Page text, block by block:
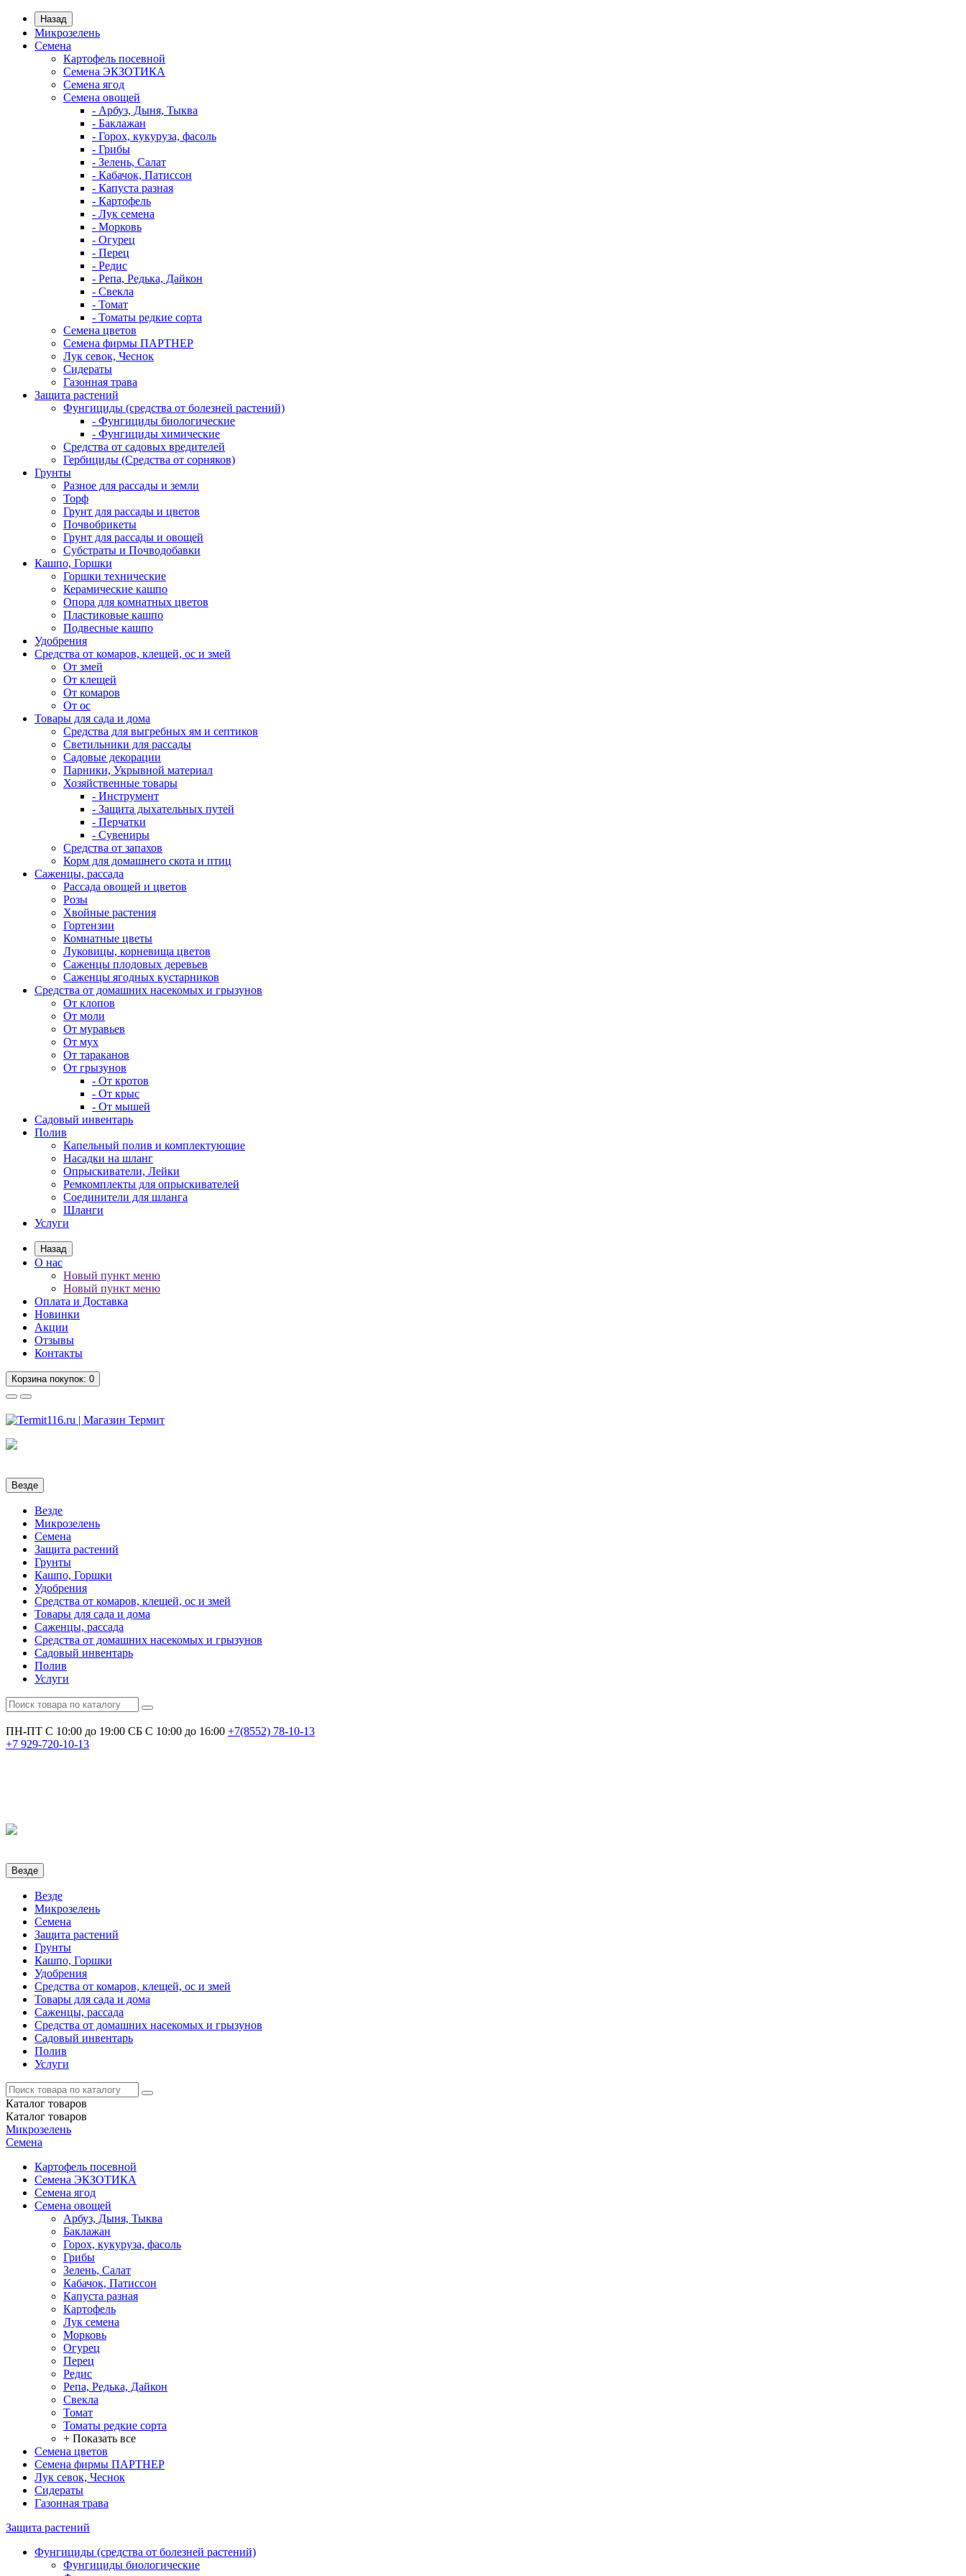
Назад
Микрозелень
Семена
Картофель посевной
Семена ЭКЗОТИКА
Семена ягод
Семена овощей
- Арбуз, Дыня, Тыква
- Баклажан
- Горох, кукуруза, фасоль
- Грибы
- Зелень, Салат
- Кабачок, Патиссон
- Капуста разная
- Картофель
- Лук семена
- Морковь
- Огурец
- Перец
- Редис
- Репа, Редька, Дайкон
- Свекла
- Томат
- Томаты редкие сорта
Семена цветов
Семена фирмы ПАРТНЕР
Лук севок, Чеснок
Сидераты
Газонная трава
Защита растений
Фунгициды (средства от болезней растений)
- Фунгициды биологические
- Фунгициды химические
Средства от садовых вредителей
Гербициды (Средства от сорняков)
Грунты
Разное для рассады и земли
Торф
Грунт для рассады и цветов
Почвобрикеты
Грунт для рассады и овощей
Субстраты и Почводобавки
Кашпо, Горшки
Горшки технические
Керамические кашпо
Опора для комнатных цветов
Пластиковые кашпо
Подвесные кашпо
Удобрения
Средства от комаров, клещей, ос и змей
От змей
От клещей
От комаров
От ос
Товары для сада и дома
Средства для выгребных ям и септиков
Светильники для рассады
Садовые декорации
Парники, Укрывной материал
Хозяйственные товары
- Инструмент
- Защита дыхательных путей
- Перчатки
- Сувениры
Средства от запахов
Корм для домашнего скота и птиц
Саженцы, рассада
Рассада овощей и цветов
Розы
Хвойные растения
Гортензии
Комнатные цветы
Луковицы, корневища цветов
Саженцы плодовых деревьев
Саженцы ягодных кустарников
Средства от домашних насекомых и грызунов
От клопов
От моли
От муравьев
От мух
От тараканов
От грызунов
- От кротов
- От крыс
- От мышей
Садовый инвентарь
Полив
Капельный полив и комплектующие
Насадки на шланг
Опрыскиватели, Лейки
Ремкомплекты для опрыскивателей
Соединители для шланга
Шланги
Услуги
Назад
О нас
Новый пункт меню
Новый пункт меню
Оплата и Доставка
Новинки
Акции
Отзывы
Контакты
Корзинапокупок: 0
Везде
Везде
Микрозелень
Семена
Защита растений
Грунты
Кашпо, Горшки
Удобрения
Средства от комаров, клещей, ос и змей
Товары для сада и дома
Саженцы, рассада
Средства от домашних насекомых и грызунов
Садовый инвентарь
Полив
Услуги
ПН-ПТ С 10:00 до 19:00 СБ С 10:00 до 16:00 +7(8552) 78-10-13
+7 929-720-10-13
Везде
Везде
Микрозелень
Семена
Защита растений
Грунты
Кашпо, Горшки
Удобрения
Средства от комаров, клещей, ос и змей
Товары для сада и дома
Саженцы, рассада
Средства от домашних насекомых и грызунов
Садовый инвентарь
Полив
Услуги
Каталог товаров
Каталог товаров
Микрозелень
Семена
Картофель посевной
Семена ЭКЗОТИКА
Семена ягод
Семена овощей
Арбуз, Дыня, Тыква
Баклажан
Горох, кукуруза, фасоль
Грибы
Зелень, Салат
Кабачок, Патиссон
Капуста разная
Картофель
Лук семена
Морковь
Огурец
Перец
Редис
Репа, Редька, Дайкон
Свекла
Томат
Томаты редкие сорта
+ Показать все
Семена цветов
Семена фирмы ПАРТНЕР
Лук севок, Чеснок
Сидераты
Газонная трава
Защита растений
Фунгициды (средства от болезней растений)
Фунгициды биологические